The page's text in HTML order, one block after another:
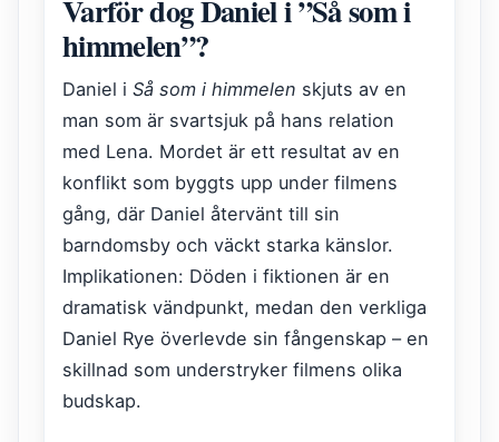
Varför dog Daniel i ”Så som i
himmelen”?
Daniel i Så som i himmelen skjuts av en
man som är svartsjuk på hans relation
med Lena. Mordet är ett resultat av en
konflikt som byggts upp under filmens
gång, där Daniel återvänt till sin
barndomsby och väckt starka känslor.
Implikationen: Döden i fiktionen är en
dramatisk vändpunkt, medan den verkliga
Daniel Rye överlevde sin fångenskap – en
skillnad som understryker filmens olika
budskap.